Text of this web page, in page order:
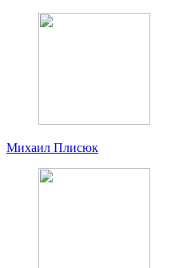
Михаил Плисюк